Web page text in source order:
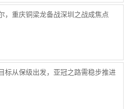
，重庆铜梁龙备战深圳之战成焦点
标从保级出发，亚冠之路需稳步推进